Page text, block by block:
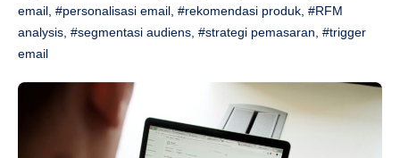
email #personalisasi email #rekomendasi produk #RFM
analysis #segmentasi audiens #strategi pemasaran #trigger
email